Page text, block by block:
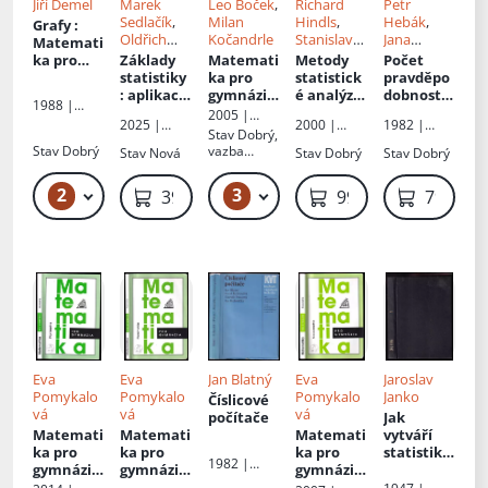
Jiří Demel
Grafy:
Matemati
ka pro
technické
1988 |
tví
technické
literatury
Stav Dobrý
2 99 Kč – 119 Kč
Marek
Sedlačík,
Oldřich
Kříž,Jiří
Neubauer
Základy
statistiky
: aplikace
technický
ch a
ekonomic
kých
oborech
2025 |
Stav Nová
399 Kč
Leo Boček,
Milan
Kočandrle
Matemati
ka pro
gymnázia
:
Analytick
á
e
2005 |
Prometheu
s
Stav Dobrý,
vazba
stránky drží
3 59 Kč
Richard
Hindls,
Stanislava
Hronová
Ilja Novák
Metody
statistick
é analýzy
ekonomy
2000 |
nt Press
Stav Dobrý
99 Kč
Petr
Hebák,
Jana
Kahounov
á
Počet
pravděpo
dobnosti
příkladec
h
1982 |
nakladatels
tví
technické
literatury
Stav Dobrý
79 Kč
Eva
Pomykalo
vá
Matemati
ka pro
gymnázia
Eva
Pomykalo
vá
Matemati
ka pro
gymnázia
Jan Blatný
Číslicové
počítače
1982 |
Eva
Pomykalo
vá
Matemati
ka pro
gymnázia
Jaroslav
Janko
Jak
vytváří
statistika